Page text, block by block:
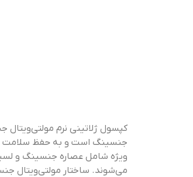
کپسول ژلاتینی نرم مولتی‌ویتال
جنسینگ است و به حفظ سلامت
ویژه شامل عصاره جنسینگ و
می‌شوند. ساختار مولتی‌ویتال